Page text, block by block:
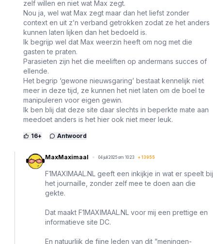
zelf willen en niet wat Max zegt.
Nou ja, wel wat Max zegt maar dan het liefst zonder
context en uit z’n verband getrokken zodat ze het anders
kunnen laten lijken dan het bedoeld is.
Ik begrijp wel dat Max weerzin heeft om nog met die
gasten te praten.
Parasieten zijn het die meeliften op andermans succes of
ellende.
Het begrip ‘gewone nieuwsgaring’ bestaat kennelijk niet
meer in deze tijd, ze kunnen het niet laten om de boel te
manipuleren voor eigen gewin.
Ik ben blij dat deze site daar slechts in beperkte mate aan
meedoet anders is het hier ook niet meer leuk.
16+ Antwoord
MaxMaximaal 04 juli 2025 om 10:23 + 13955
F1MAXIMAAL.NL geeft een inkijkje in wat er speelt bij
het journaille, zonder zelf mee te doen aan die
gekte.
Dat maakt F1MAXIMAAL.NL voor mij een prettige en
informatieve site DC.
En natuurlijk de fijne leden van dit ”meningen-